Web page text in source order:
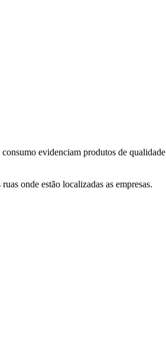
evidenciam produtos de qualidade
onde estão localizadas as empresas.